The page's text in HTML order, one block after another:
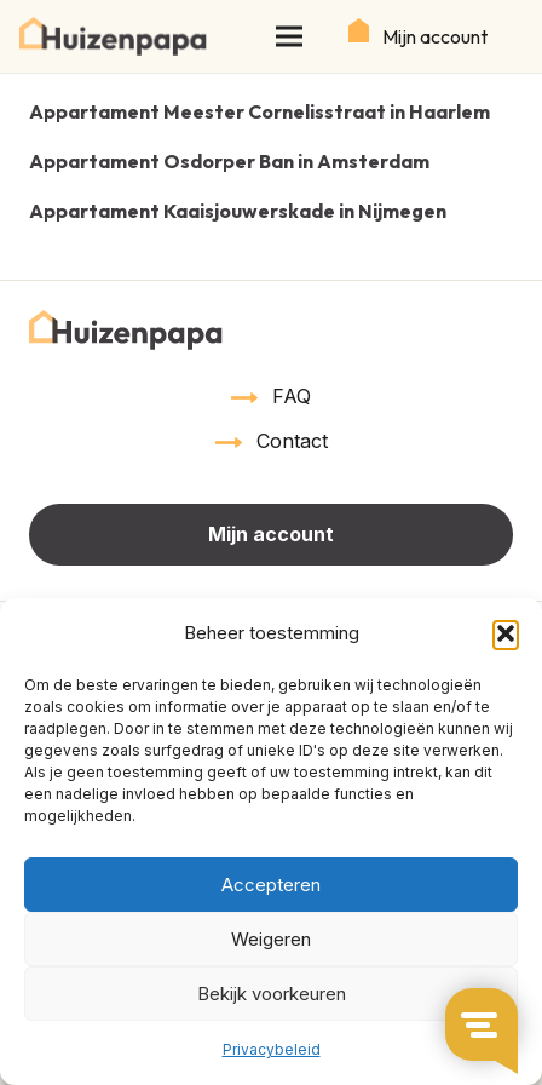
Beheer toestemming
Om de beste ervaringen te bieden, gebruiken wij technologieën
zoals cookies om informatie over je apparaat op te slaan en/of te
raadplegen. Door in te stemmen met deze technologieën kunnen wij
gegevens zoals surfgedrag of unieke ID's op deze site verwerken.
Als je geen toestemming geeft of uw toestemming intrekt, kan dit
een nadelige invloed hebben op bepaalde functies en
mogelijkheden.
Accepteren
Weigeren
Bekijk voorkeuren
Privacybeleid
Mijn account
Appartament Meester Cornelisstraat in Haarlem
Appartament Osdorper Ban in Amsterdam
Appartament Kaaisjouwerskade in Nijmegen
FAQ
Contact
Mijn account
© 2024 Huizenpapa.nl – Easysearch International
Algemene voorwaarden Bedenktijd Privacybeleid